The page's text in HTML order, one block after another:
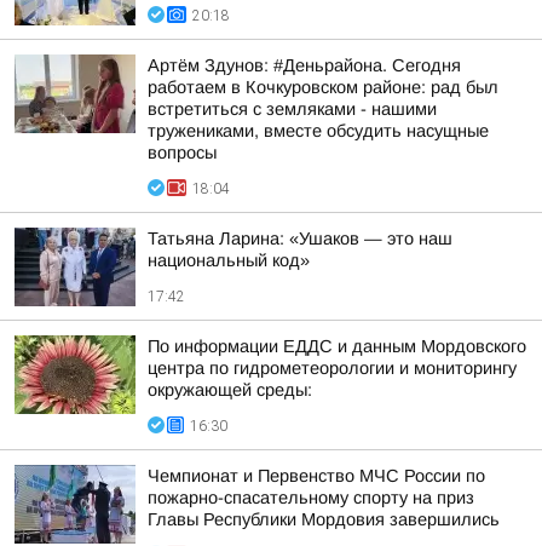
20:18
Артём Здунов: #Деньрайона. Сегодня
работаем в Кочкуровском районе: рад был
встретиться с земляками - нашими
тружениками, вместе обсудить насущные
вопросы
18:04
Татьяна Ларина: «Ушаков — это наш
национальный код»
17:42
По информации ЕДДС и данным Мордовского
центра по гидрометеорологии и мониторингу
окружающей среды:
16:30
Чемпионат и Первенство МЧС России по
пожарно-спасательному спорту на приз
Главы Республики Мордовия завершились